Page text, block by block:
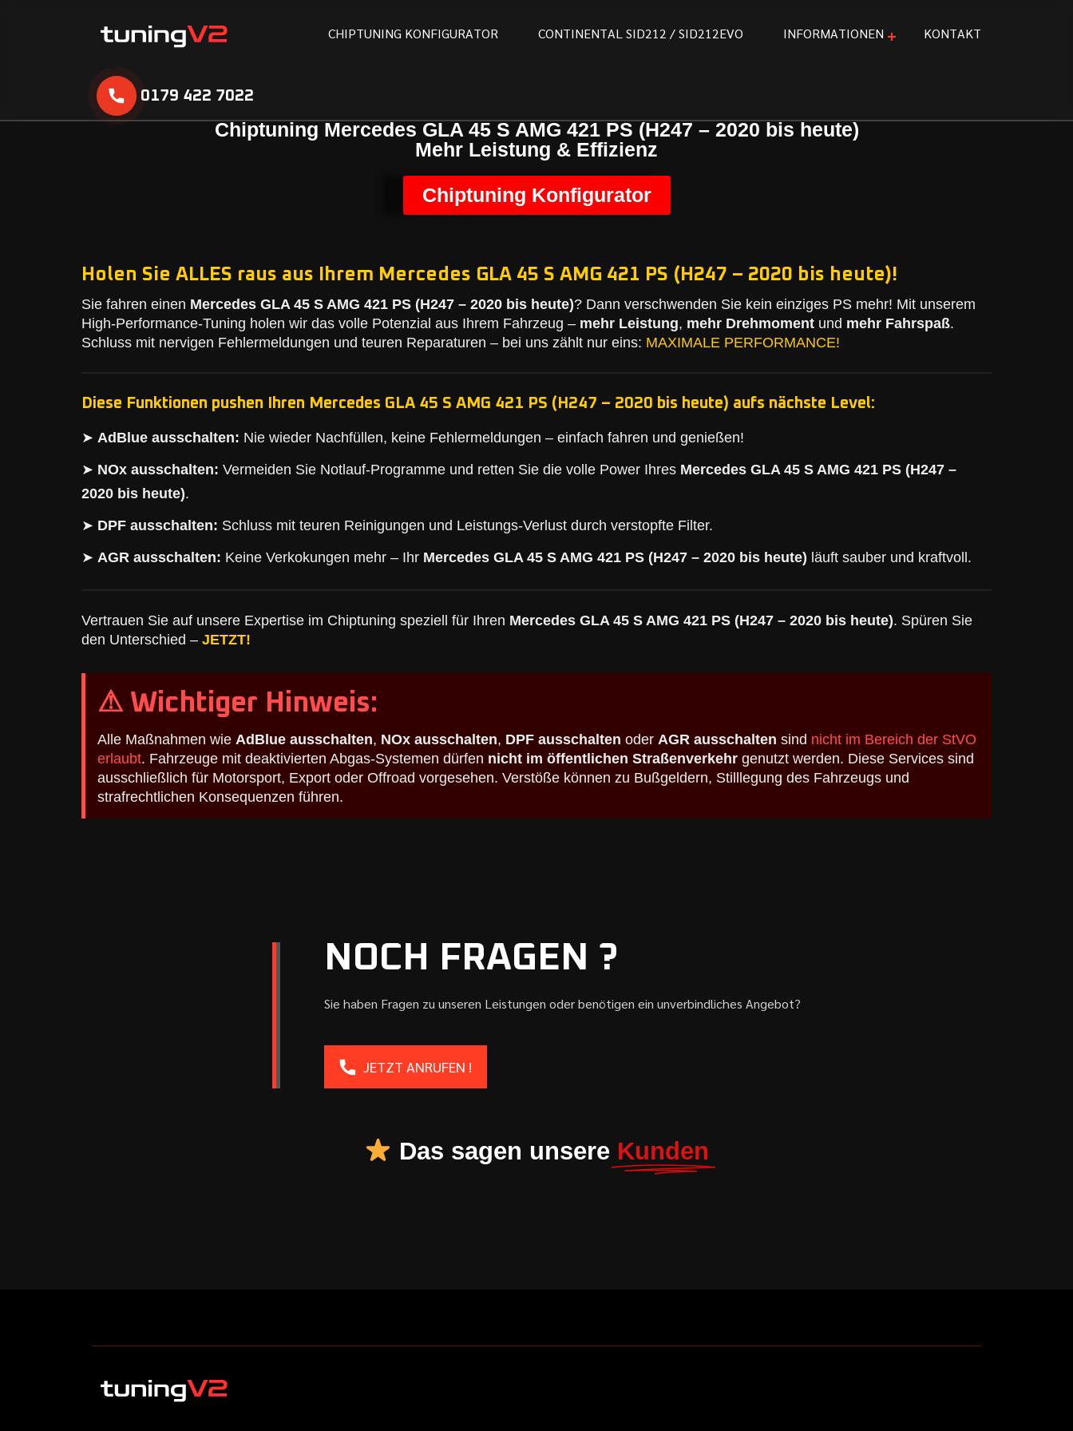
CHIPTUNING KONFIGURATOR CONTINENTAL SID21 2 / SID21 2EVO INFORMATIONEN KONTAKT
0179 422 7022
Chiptuning Mercedes GLA 45 S AMG 421 PS (H247 – 2020 bis heute)
Mehr Leistung & Effizienz
Chiptuning Konfigurator
Holen Sie ALLES raus aus Ihrem Mercedes GLA 45 S AMG 421 PS (H247 – 2020 bis heute)!
Sie fahren einen Mercedes GLA 45 S AMG 421 PS (H247 – 2020 bis heute)? Dann verschwenden Sie kein einziges PS mehr! Mit unserem
High-Performance-Tuning holen wir das volle Potenzial aus Ihrem Fahrzeug – mehr Leistung, mehr Drehmoment und mehr Fahrspaß.
Schluss mit nervigen Fehlermeldungen und teuren Reparaturen – bei uns zählt nur eins: MAXIMALE PERFORMANCE!
Diese Funktionen pushen Ihren Mercedes GLA 45 S AMG 421 PS (H247 – 2020 bis heute) aufs nächste Level:
➤ AdBlue ausschalten: Nie wieder Nachfüllen, keine Fehlermeldungen – einfach fahren und genießen!
➤ NOx ausschalten: Vermeiden Sie Notlauf-Programme und retten Sie die volle Power Ihres Mercedes GLA 45 S AMG 421 PS (H247 –
2020 bis heute).
➤ DPF ausschalten: Schluss mit teuren Reinigungen und Leistungs-Verlust durch verstopfte Filter.
➤ AGR ausschalten: Keine Verkokungen mehr – Ihr Mercedes GLA 45 S AMG 421 PS (H247 – 2020 bis heute) läuft sauber und kraftvoll.
Vertrauen Sie auf unsere Expertise im Chiptuning speziell für Ihren Mercedes GLA 45 S AMG 421 PS (H247 – 2020 bis heute). Spüren Sie
den Unterschied – JETZT!
⚠ Wichtiger Hinweis:
Alle Maßnahmen wie AdBlue ausschalten, NOx ausschalten, DPF ausschalten oder AGR ausschalten sind nicht im Bereich der StVO
erlaubt. Fahrzeuge mit deaktivierten Abgas-Systemen dürfen nicht im öffentlichen Straßenverkehr genutzt werden. Diese Services sind
ausschließlich für Motorsport, Export oder Offroad vorgesehen. Verstöße können zu Bußgeldern, Stilllegung des Fahrzeugs und
strafrechtlichen Konsequenzen führen.
NOCH FRAGEN ?
Sie haben Fragen zu unseren Leistungen oder benötigen ein unverbindliches Angebot?
JETZT ANRUFEN !
Das sagen unsere Kunden